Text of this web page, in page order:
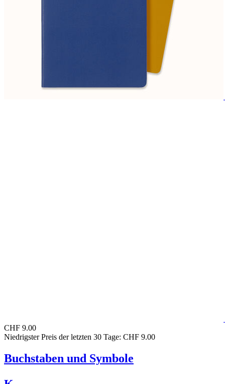
CHF 9.00
Niedrigster Preis der letzten 30 Tage: CHF 9.00
Buchstaben und Symbole